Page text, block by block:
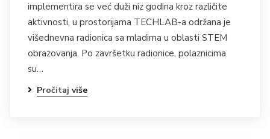
implementira se već duži niz godina kroz različite
aktivnosti, u prostorijama TECHLAB-a održana je
višednevna radionica sa mladima u oblasti STEM
obrazovanja. Po završetku radionice, polaznicima
su…
Pročitaj više